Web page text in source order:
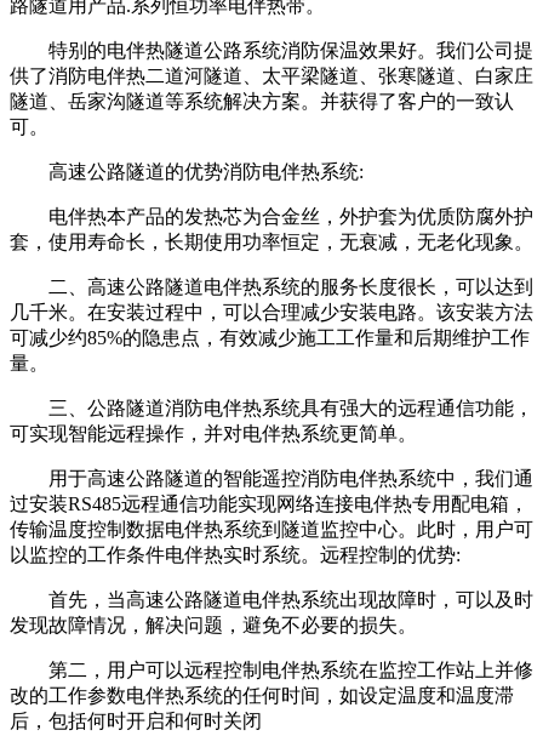
路隧道用产品.系列恒功率电伴热带。
特别的电伴热隧道公路系统消防保温效果好。我们公司提
供了消防电伴热二道河隧道、太平梁隧道、张寒隧道、白家庄
隧道、岳家沟隧道等系统解决方案。并获得了客户的一致认
可。
高速公路隧道的优势消防电伴热系统:
电伴热本产品的发热芯为合金丝，外护套为优质防腐外护
套，使用寿命长，长期使用功率恒定，无衰减，无老化现象。
二、高速公路隧道电伴热系统的服务长度很长，可以达到
几千米。在安装过程中，可以合理减少安装电路。该安装方法
可减少约85%的隐患点，有效减少施工工作量和后期维护工作
量。
三、公路隧道消防电伴热系统具有强大的远程通信功能，
可实现智能远程操作，并对电伴热系统更简单。
用于高速公路隧道的智能遥控消防电伴热系统中，我们通
过安装RS485远程通信功能实现网络连接电伴热专用配电箱，
传输温度控制数据电伴热系统到隧道监控中心。此时，用户可
以监控的工作条件电伴热实时系统。远程控制的优势:
首先，当高速公路隧道电伴热系统出现故障时，可以及时
发现故障情况，解决问题，避免不必要的损失。
第二，用户可以远程控制电伴热系统在监控工作站上并修
改的工作参数电伴热系统的任何时间，如设定温度和温度滞
后，包括何时开启和何时关闭